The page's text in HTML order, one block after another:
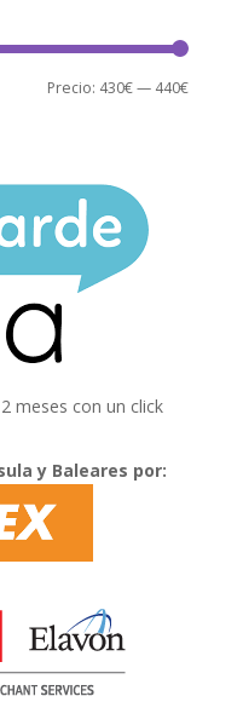
Precio
Precio
Precio: 430€— 440€
meses con un click
y Baleares por: